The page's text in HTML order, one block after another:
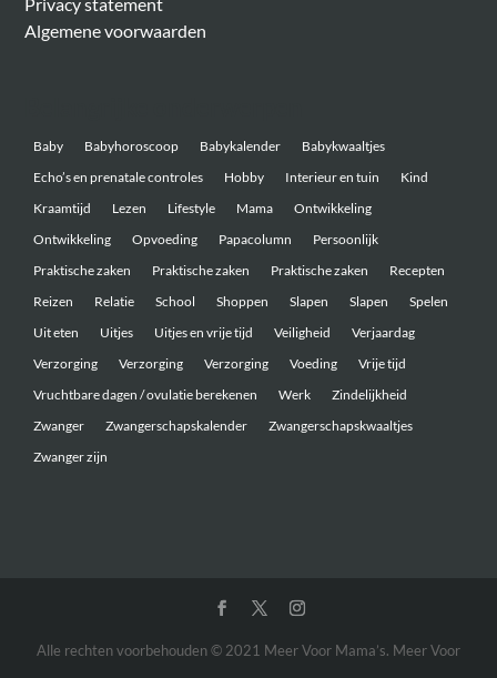
Algemene voorwaarden
Baby Babyhoroscoop Babykalender
Babykwaaltjes
Echo’s en prenatale controles
Hobby Interieur en tuin
Kind
Kraamtijd
Lezen Lifestyle Mama
Ontwikkeling
Ontwikkeling
Opvoeding Papacolumn
Persoonlijk
Praktische zaken
Praktische zaken Praktische zaken
Recepten
Reizen
Relatie School Shoppen Slapen Slapen
Spelen
Uit eten
Uitjes Uitjes en vrije tijd Veiligheid
Verjaardag
Verzorging
Verzorging Verzorging Voeding
Vrije tijd
Vruchtbare dagen / ovulatie berekenen
Werk
Zindelijkheid
Zwanger
Zwangerschapskalender
Zwangerschapskwaaltjes
Zwanger zijn
Alle rechten voorbehouden © 2021 Meer Voor Mama’s. Meer Voor